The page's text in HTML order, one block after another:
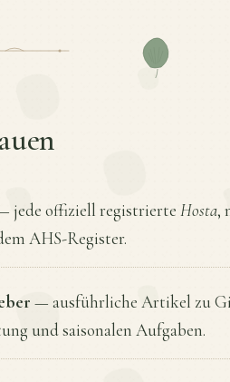
jede offiziell registrierte Hosta,
AHS-Register.
— ausführliche Artikel zu
und saisonalen Aufgaben.